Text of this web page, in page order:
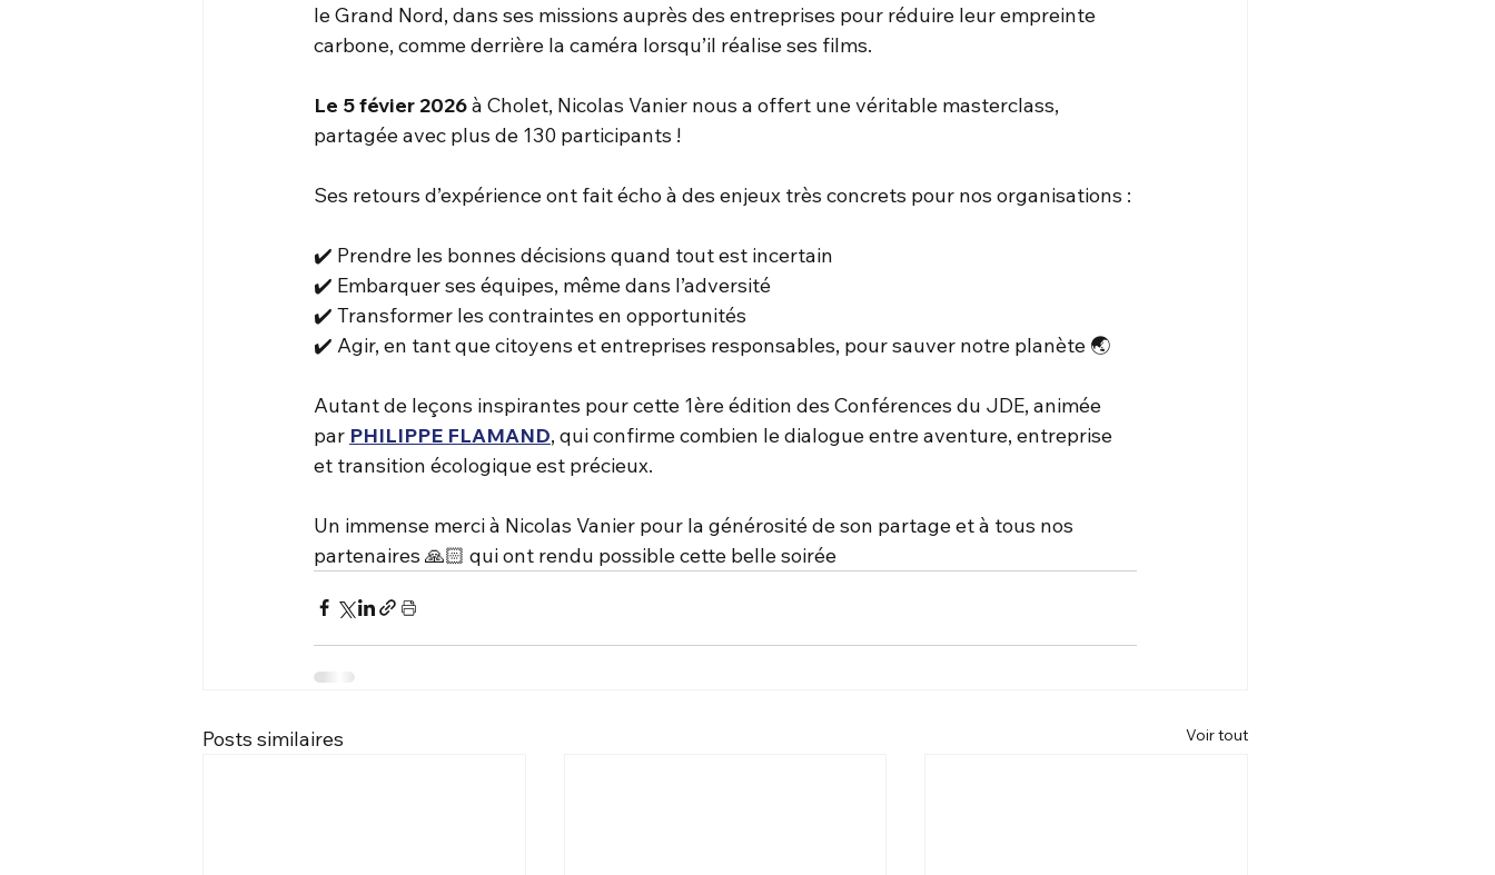
le Grand Nord, dans ses missions auprès des entreprises pour réduire leur empreinte
carbone, comme derrière la caméra lorsqu’il réalise ses films.
Le 5 févier 2026 à Cholet, Nicolas Vanier nous a offert une véritable masterclass,
partagée avec plus de 130 participants !
Ses retours d’expérience ont fait écho à des enjeux très concrets pour nos organisations :
✔️ Prendre les bonnes décisions quand tout est incertain
✔️ Embarquer ses équipes, même dans l’adversité
✔️ Transformer les contraintes en opportunités
✔️ Agir, en tant que citoyens et entreprises responsables, pour sauver notre planète​ 🌏
Autant de leçons inspirantes pour cette 1ère édition des Conférences du JDE, animée
par PHILIPPE FLAMAND, qui confirme combien le dialogue entre aventure, entreprise
et transition écologique est précieux.
Un immense merci à Nicolas Vanier pour la générosité de son partage et à tous nos
partenaires 🙏🏻 qui ont rendu possible cette belle soirée
Posts similaires Voir tout